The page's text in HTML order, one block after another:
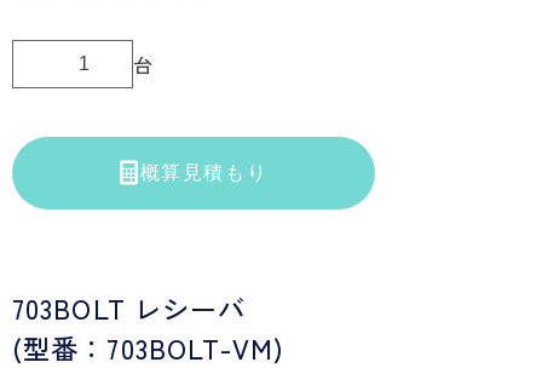
台
概算見積もり
703BOLT レシーバ
(型番：703BOLT-VM)